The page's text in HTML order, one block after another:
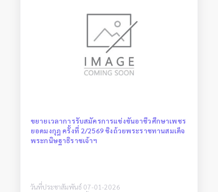
ขยายเวลาการรับสมัครการแข่งขันอาชีวศึกษาเพชร
ยอดมงกุฎ ครั้งที่ 2/2569 ชิงถ้วยพระราชทานสมเด็จ
พระกนิษฐาธิราชเจ้าฯ
วันที่ประชาสัมพันธ์ 07-01-2026